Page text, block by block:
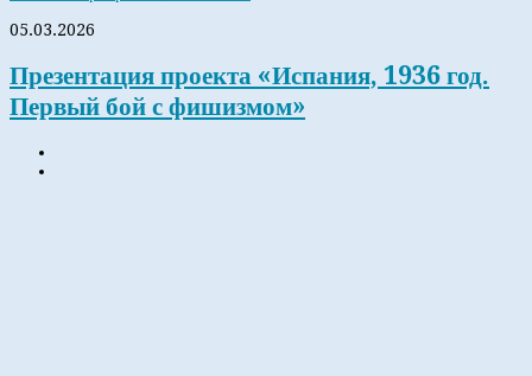
05.03.2026
Презентация проекта «Испания, 1936 год.
Первый бой с фишизмом»